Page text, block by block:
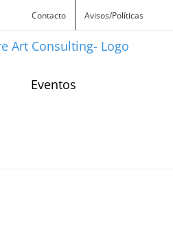
Contacto Avisos/Políticas
Eventos